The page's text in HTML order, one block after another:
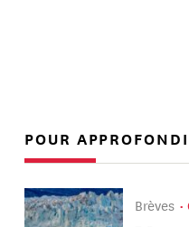
POUR
Brèves